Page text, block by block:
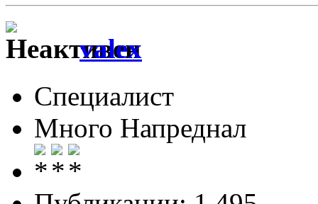
valex
Специалист
Много Напреднал